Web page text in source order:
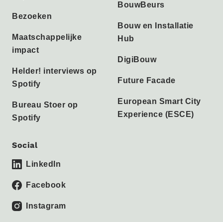
Bezoeken
Maatschappelijke
impact
Helder! interviews op
Spotify
Bureau Stoer op
Spotify
BouwBeurs
Bouw en Installatie
Hub
DigiBouw
Future Facade
European Smart City
Experience (ESCE)
Social
LinkedIn
Facebook
Instagram